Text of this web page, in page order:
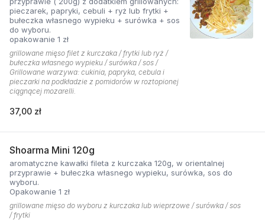
pieczarek, papryki, cebuli + ryż lub frytki +
bułeczka własnego wypieku + surówka + sos
do wyboru.
opakowanie 1 zł
grillowane mięso filet z kurczaka / frytki lub ryż /
bułeczka własnego wypieku / surówka / sos /
Grillowane warzywa: cukinia, papryka, cebula i
pieczarki na podkładzie z pomidorów w roztopionej
ciągnącej mozarelli.
37,00 zł
Shoarma Mini 120g
aromatyczne kawałki fileta z kurczaka 120g, w orientalnej
przyprawie + bułeczka własnego wypieku, surówka, sos do
wyboru.
Opakowanie 1 zł
grillowane mięso do wyboru z kurczaka lub wieprzowe / surówka / sos
/ frytki